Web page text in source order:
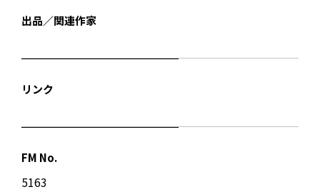
出品／関連作家
リンク
FM No.
5163